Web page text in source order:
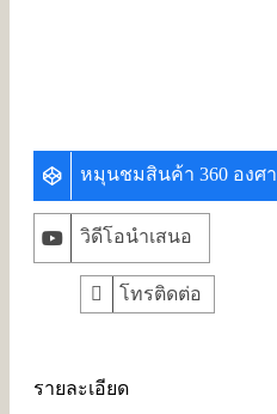
หมุนชมสินค้า 360 องศา
วิดีโอนำเสนอ
โทรติดต่อ
รายละเอียด